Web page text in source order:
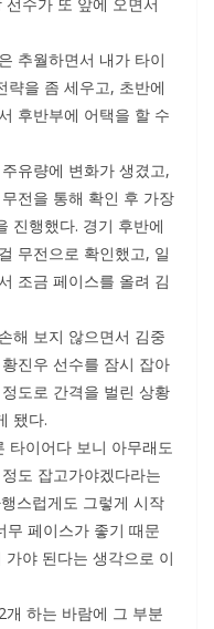
수가 또 앞에 오면서
추월하면서 내가 타이
략을 좀 세우고, 초반에
후반부에 어택을 할 수
유량에 변화가 생겼고,
전을 통해 확인 후 가장
진행했다. 경기 후반에
무전으로 확인했고, 일
조금 페이스를 올려 김
해 보지 않으면서 김중
진우 선수를 잠시 잡아
도로 간격을 벌린 상황
됐다.
타이어다 보니 아무래도
도 잡고가야겠다라는
스럽게도 그렇게 시작
무 페이스가 좋기 때문
야 된다는 생각으로 이
하는 바람에 그 부분